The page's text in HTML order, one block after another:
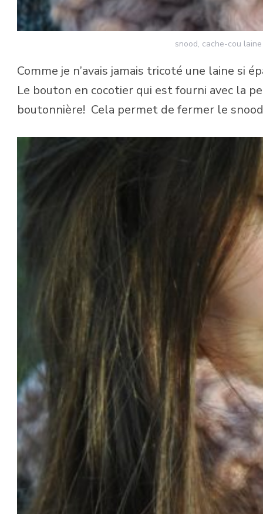
snood, cache-cou
Comme je n’avais jamais tricoté une laine si
Le bouton en cocotier qui est fourni avec la
boutonnière! Cela permet de fermer le